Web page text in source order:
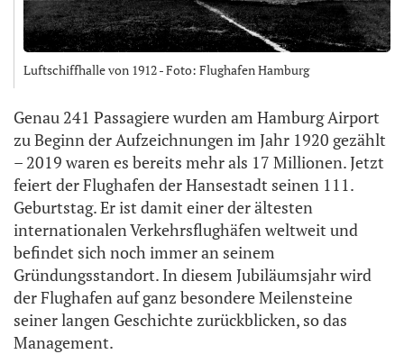
Luftschiffhalle von 1912 - Foto: Flughafen Hamburg
Genau 241 Passagiere wurden am Hamburg Airport
zu Beginn der Aufzeichnungen im Jahr 1920 gezählt
– 2019 waren es bereits mehr als 17 Millionen. Jetzt
feiert der Flughafen der Hansestadt seinen 111.
Geburtstag. Er ist damit einer der ältesten
internationalen Verkehrsflughäfen weltweit und
befindet sich noch immer an seinem
Gründungsstandort. In diesem Jubiläumsjahr wird
der Flughafen auf ganz besondere Meilensteine
seiner langen Geschichte zurückblicken, so das
Management.